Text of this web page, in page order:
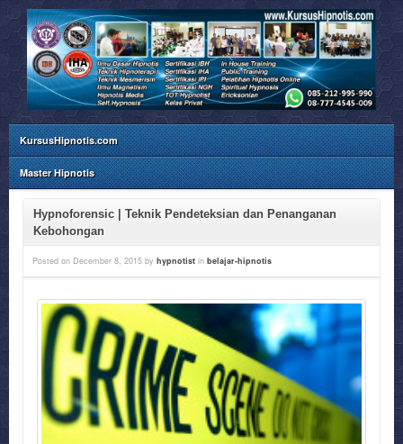
KursusHipnotis.com
Master Hipnotis
Hypnoforensic | Teknik Pendeteksian dan Penanganan
Kebohongan
Posted on December 8, 2015 by hypnotist in belajar-hipnotis